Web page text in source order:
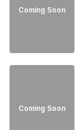
Coming Soon
Coming Soon